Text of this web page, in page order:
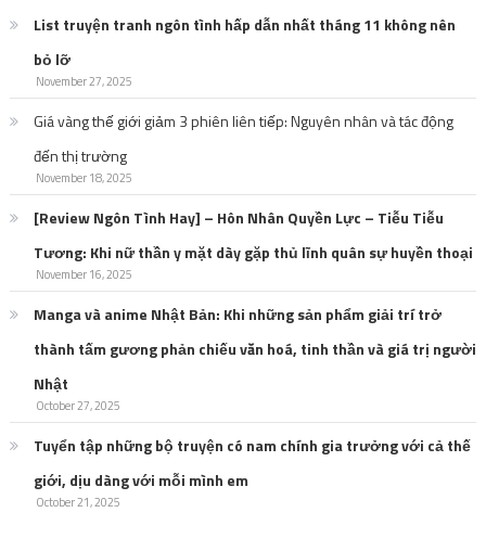
List truyện tranh ngôn tình hấp dẫn nhất tháng 11 không nên
bỏ lỡ
November 27, 2025
Giá vàng thế giới giảm 3 phiên liên tiếp: Nguyên nhân và tác động
đến thị trường
November 18, 2025
[Review Ngôn Tình Hay] – Hôn Nhân Quyền Lực – Tiễu Tiễu
Tương: Khi nữ thần y mặt dày gặp thủ lĩnh quân sự huyền thoại
November 16, 2025
Manga và anime Nhật Bản: Khi những sản phẩm giải trí trở
thành tấm gương phản chiếu văn hoá, tinh thần và giá trị người
Nhật
October 27, 2025
Tuyển tập những bộ truyện có nam chính gia trưởng với cả thế
giới, dịu dàng với mỗi mình em
October 21, 2025